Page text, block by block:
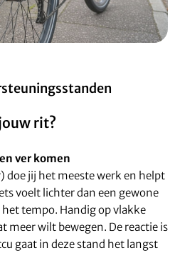
rit?
ver komen
doe jij het meeste werk en helpt
voelt lichter dan een gewone
tempo. Handig op vlakke
meer wilt bewegen. De reactie is
gaat in deze stand het langst